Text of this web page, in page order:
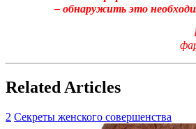
– обнаружить это
Related Articles
2 Секреты женского совершенства